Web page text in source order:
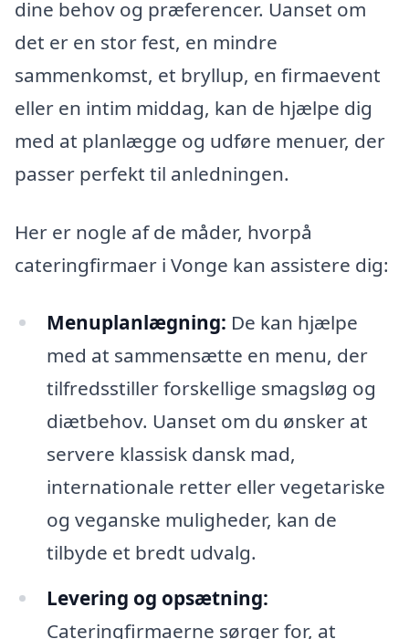
dine behov og præferencer. Uanset om
det er en stor fest, en mindre
sammenkomst, et bryllup, en firmaevent
eller en intim middag, kan de hjælpe dig
med at planlægge og udføre menuer, der
passer perfekt til anledningen.
Her er nogle af de måder, hvorpå
cateringfirmaer i Vonge kan assistere dig:
Menuplanlægning: De kan hjælpe
med at sammensætte en menu, der
tilfredsstiller forskellige smagsløg og
diætbehov. Uanset om du ønsker at
servere klassisk dansk mad,
internationale retter eller vegetariske
og veganske muligheder, kan de
tilbyde et bredt udvalg.
Levering og opsætning:
Cateringfirmaerne sørger for, at